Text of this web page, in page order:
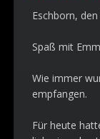
Eschborn,
Spaß mit
Wie immer
empfangen.
Für heute